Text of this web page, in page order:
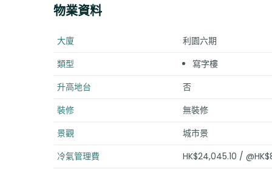
物業資料
大廈
利園六期
類型
寫字樓
升高地台
否
裝修
無裝修
景觀
城市景
冷氣管理費
HK$24,045.10 /